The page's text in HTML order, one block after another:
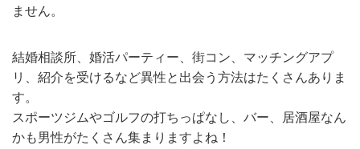
ません。
結婚相談所、婚活パーティー、街コン、マッチングアプ
リ、紹介を受けるなど異性と出会う方法はたくさんありま
す。
スポーツジムやゴルフの打ちっぱなし、バー、居酒屋なん
かも男性がたくさん集まりますよね！